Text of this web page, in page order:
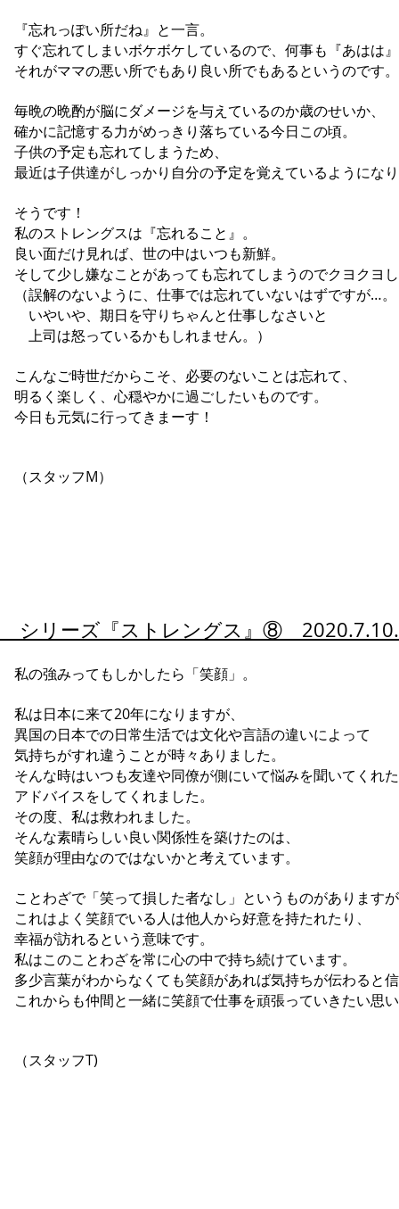
『忘れっぽい所だね』と一言。
すぐ忘れてしまいボケボケしているので、何事も『あはは
それがママの悪い所でもあり良い所でもあるというのです。
毎晩の晩酌が脳にダメージを与えているのか歳のせいか、
確かに記憶する力がめっきり落ちている今日この頃。
子供の予定も忘れてしまうため、
最近は子供達がしっかり自分の予定を覚えているようにな
そうです！
私のストレングスは『忘れること』。
良い面だけ見れば、世の中はいつも新鮮。
そして少し嫌なことがあっても忘れてしまうのでクヨクヨ
（誤解のないように、仕事では忘れていないはずですが…。
いやいや、期日を守りちゃんと仕事しなさいと
上司は怒っているかもしれません。）
こんなご時世だからこそ、必要のないことは忘れて、
明るく楽しく、心穏やかに過ごしたいものです。
今日も元気に行ってきまーす！
（スタッフM）
シリーズ『ストレングス』⑧
私の強みってもしかしたら「笑顔」。
私は日本に来て20年になりますが、
異国の日本での日常生活では文化や言語の違いによって
気持ちがすれ違うことが時々ありました。
そんな時はいつも友達や同僚が側にいて悩みを聞いてくれ
アドバイスをしてくれました。
その度、私は救われました。
そんな素晴らしい良い関係性を築けたのは、
笑顔が理由なのではないかと考えています。
ことわざで「笑って損した者なし」というものがあります
これはよく笑顔でいる人は他人から好意を持たれたり、
幸福が訪れるという意味です。
私はこのことわざを常に心の中で持ち続けています。
多少言葉がわからなくても笑顔があれば気持ちが伝わると
これからも仲間と一緒に笑顔で仕事を頑張っていきたい思
（スタッフT)